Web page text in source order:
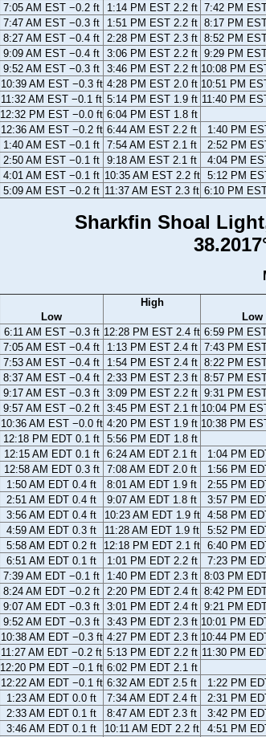
7:05 AM EST −0.2 ft 1:14 PM EST 2.2 ft 7:42 PM
7:47 AM EST −0.3 ft 1:51 PM EST 2.2 ft 8:17 PM
8:27 AM EST −0.4 ft 2:28 PM EST 2.3 ft 8:52 PM
9:09 AM EST −0.4 ft 3:06 PM EST 2.2 ft 9:29 PM
9:52 AM EST −0.3 ft 3:46 PM EST 2.2 ft 10:08 PM
10:39 AM EST −0.3 ft 4:28 PM EST 2.0 ft 10:51 PM
11:32 AM EST −0.1 ft 5:14 PM EST 1.9 ft 11:40 PM
12:32 PM EST −0.0 ft 6:04 PM EST 1.8 ft
12:36 AM EST −0.2 ft 6:44 AM EST 2.2 ft 1:40 PM
1:40 AM EST −0.1 ft 7:54 AM EST 2.1 ft 2:52 PM
2:50 AM EST −0.1 ft 9:18 AM EST 2.1 ft 4:04 PM
4:01 AM EST −0.1 ft 10:35 AM EST 2.2 ft 5:12 PM
5:09 AM EST −0.2 ft 11:37 AM EST 2.3 ft 6:10 PM
Sharkfin Shoal
Low
High
Low
6:11 AM EST −0.3 ft 12:28 PM EST 2.4 ft 6:59 PM
7:05 AM EST −0.4 ft 1:13 PM EST 2.4 ft 7:43 PM
7:53 AM EST −0.4 ft 1:54 PM EST 2.4 ft 8:22 PM
8:37 AM EST −0.4 ft 2:33 PM EST 2.3 ft 8:57 PM
9:17 AM EST −0.3 ft 3:09 PM EST 2.2 ft 9:31 PM
9:57 AM EST −0.2 ft 3:45 PM EST 2.1 ft 10:04 PM
10:36 AM EST −0.0 ft 4:20 PM EST 1.9 ft 10:38 PM
12:18 PM EDT 0.1 ft 5:56 PM EDT 1.8 ft
12:15 AM EDT 0.1 ft 6:24 AM EDT 2.1 ft 1:04 PM
12:58 AM EDT 0.3 ft 7:08 AM EDT 2.0 ft 1:56 PM
1:50 AM EDT 0.4 ft 8:01 AM EDT 1.9 ft 2:55 PM
2:51 AM EDT 0.4 ft 9:07 AM EDT 1.8 ft 3:57 PM
3:56 AM EDT 0.4 ft 10:23 AM EDT 1.9 ft 4:58 PM
4:59 AM EDT 0.3 ft 11:28 AM EDT 1.9 ft 5:52 PM
5:58 AM EDT 0.2 ft 12:18 PM EDT 2.1 ft 6:40 PM
6:51 AM EDT 0.1 ft 1:01 PM EDT 2.2 ft 7:23 PM
7:39 AM EDT −0.1 ft 1:40 PM EDT 2.3 ft 8:03 PM
8:24 AM EDT −0.2 ft 2:20 PM EDT 2.4 ft 8:42 PM
9:07 AM EDT −0.3 ft 3:01 PM EDT 2.4 ft 9:21 PM
9:52 AM EDT −0.3 ft 3:43 PM EDT 2.3 ft 10:01 PM
10:38 AM EDT −0.3 ft 4:27 PM EDT 2.3 ft 10:44 PM
11:27 AM EDT −0.2 ft 5:13 PM EDT 2.2 ft 11:30 PM
12:20 PM EDT −0.1 ft 6:02 PM EDT 2.1 ft
12:22 AM EDT −0.1 ft 6:32 AM EDT 2.5 ft 1:22 PM
1:23 AM EDT 0.0 ft 7:34 AM EDT 2.4 ft 2:31 PM
2:33 AM EDT 0.1 ft 8:47 AM EDT 2.3 ft 3:42 PM
3:46 AM EDT 0.1 ft 10:11 AM EDT 2.2 ft 4:51 PM